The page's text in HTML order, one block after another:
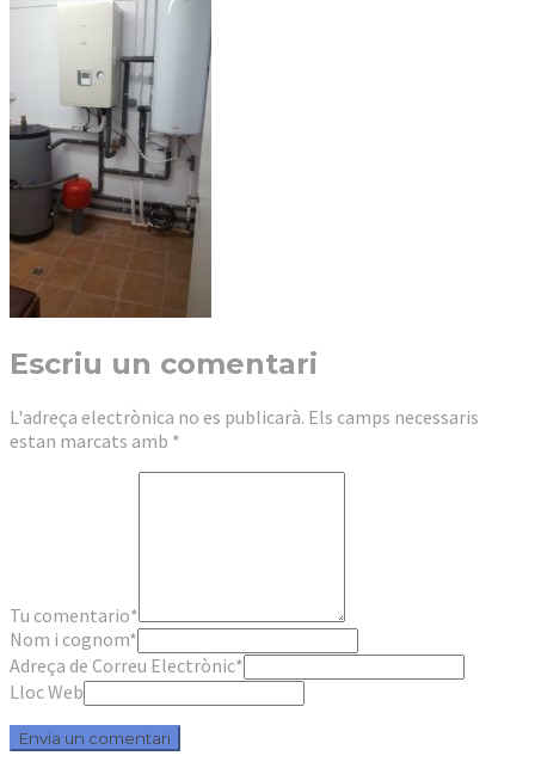
Escriu un comentari
L'adreça electrònica no es publicarà. Els camps necessaris
estan marcats amb *
Tu comentario*
Nom i cognom*
Adreça de Correu Electrònic*
Lloc Web